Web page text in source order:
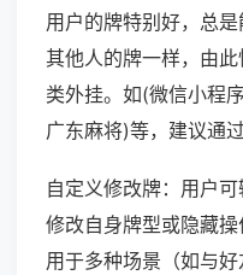
用户的牌特别好，总
其他人的牌一样，由
类外挂。如(微信小程
广东麻将)等，建议通
自定义修改牌：用户可
修改自身牌型或隐藏
用于多种场景（如与